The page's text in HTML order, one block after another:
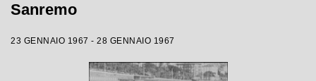
Sanremo
23 GENNAIO 1967 - 28 GENNAIO 1967